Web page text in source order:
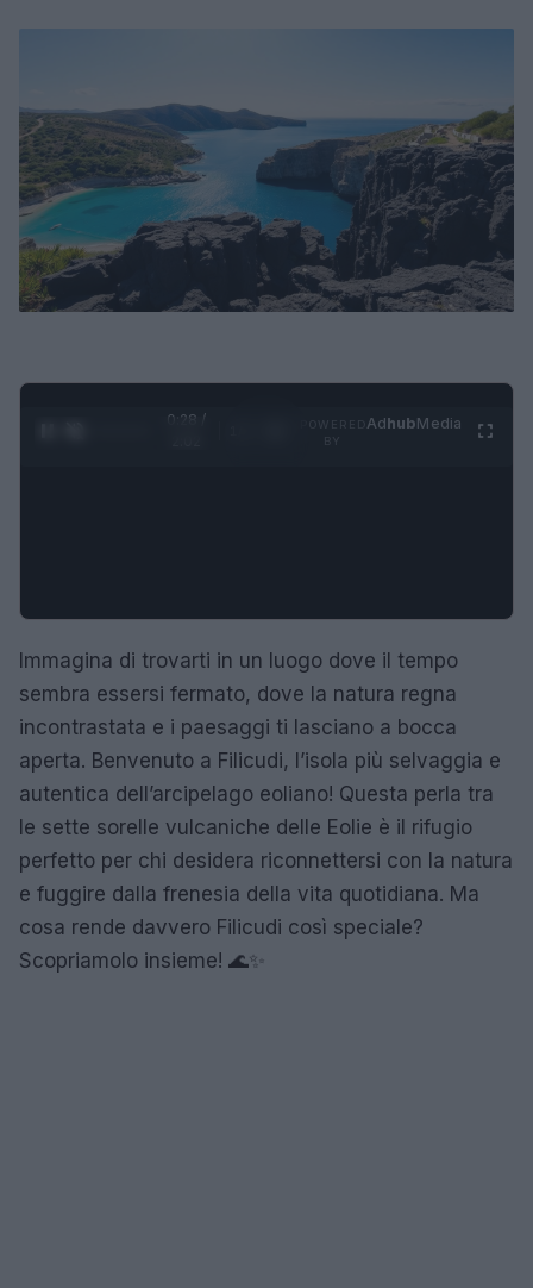
0:29 /
AdhubMedia
Immagina di trovarti in un luogo dove il tempo
sembra essersi fermato, dove la natura regna
incontrastata e i paesaggi ti lasciano a bocca
aperta. Benvenuto a Filicudi, l’isola più selvaggia e
autentica dell’arcipelago eoliano! Questa perla tra
le sette sorelle vulcaniche delle Eolie è il rifugio
perfetto per chi desidera riconnettersi con la natura
e fuggire dalla frenesia della vita quotidiana. Ma
cosa rende davvero Filicudi così speciale?
Scopriamolo insieme! 🌊✨